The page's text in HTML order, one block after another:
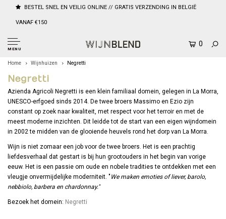
BESTEL SNEL EN VEILIG ONLINE // GRATIS VERZENDING IN BELGIË
VANAF €150
MENU
0
Home Wijnhuizen Negretti
Negretti
Azienda Agricoli Negretti is een klein familiaal domein, gelegen in La Morra,
UNESCO-erfgoed sinds 2014. De twee broers Massimo en Ezio zijn
constant op zoek naar kwaliteit, met respect voor het terroir en met de
meest moderne inzichten. Dit leidde tot de start van een eigen wijndomein
in 2002 te midden van de glooiende heuvels rond het dorp van La Morra.
Wijn is niet zomaar een job voor de twee broers. Het is een prachtig
liefdesverhaal dat gestart is bij hun grootouders in het begin van vorige
eeuw. Het is een passie om oude en nobele tradities te ontdekken met een
vleugje onvermijdelijke moderniteit. " We maken emoties of liever, barolo,
nebbiolo, barbera en chardonnay."
Bezoek het domein: Negretti